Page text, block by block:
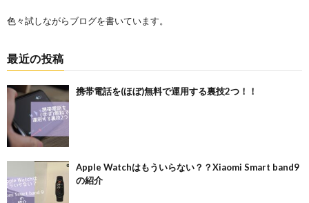
色々試しながらブログを書いています。
最近の投稿
携帯電話を(ほぼ)無料で運用する裏技2つ！！
Apple Watchはもういらない？？Xiaomi Smart band9
の紹介